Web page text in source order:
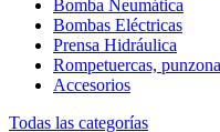
Bomba Neumática
Bombas Eléctricas
Prensa Hidráulica
Rompetuercas,
Accesorios
Todas las categorías